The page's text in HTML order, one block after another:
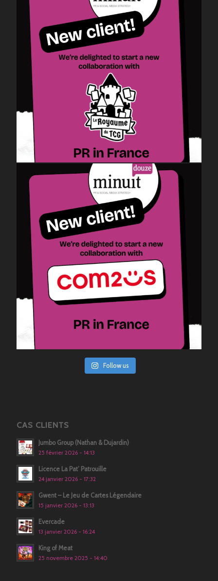
Follow us
CAS CLIENTS
Jumbo Group (Nathan & Dujardin)
25 février 2026 - 14:13
Licence La Pat’ Patrouille
24 janvier 2026 - 17:32
Gwent – Le Jeu de Cartes Légendaire
15 janvier 2026 - 13:13
Evercade
13 janvier 2026 - 16:24
King of Meat
25 novembre 2025 - 14:40